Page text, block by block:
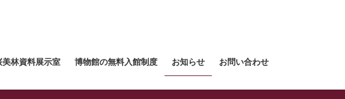
美林資料展示室 博物館の無料入館制度 お知らせ お問い合わせ